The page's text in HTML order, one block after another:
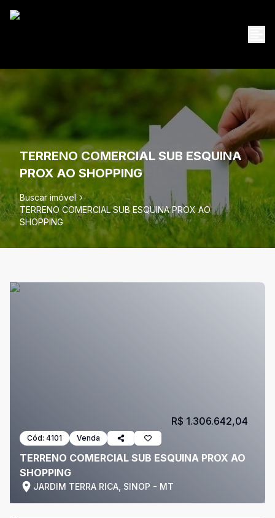
TERRENO COMERCIAL SUB ESQUINA
PROX AO SHOPPING
Buscar imóvel
TERRENO COMERCIAL SUB ESQUINA PROX AO
SHOPPING
Cód: 4101 Venda
TERRENO COMERCIAL SUB ESQUINA PROX AO
SHOPPING
JARDIM TERRA RICA, SINOP - MT
R$ 1.306.642,04